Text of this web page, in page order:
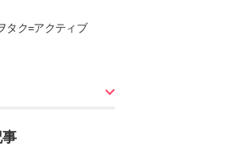
タク=アクティブ